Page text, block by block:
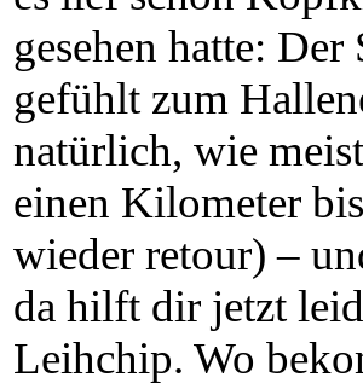
gesehen hatte:
gefühlt zum
natürlich, wie
einen Kilometer
wieder retour) –
da hilft dir jetzt
Leihchip. Wo